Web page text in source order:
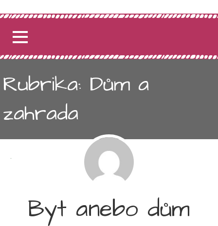
Rubrika: Dům a
zahrada
Byt anebo dům